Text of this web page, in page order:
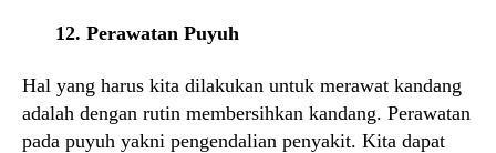
12. Perawatan Puyuh
Hal yang harus kita dilakukan untuk merawat kandang
adalah dengan rutin membersihkan kandang. Perawatan
pada puyuh yakni pengendalian penyakit. Kita dapat